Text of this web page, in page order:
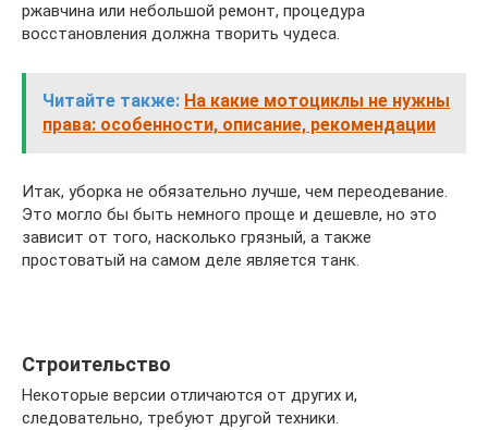
ржавчина или небольшой ремонт, процедура
восстановления должна творить чудеса.
Читайте также: На какие мотоциклы не нужны
права: особенности, описание, рекомендации
Итак, уборка не обязательно лучше, чем переодевание.
Это могло бы быть немного проще и дешевле, но это
зависит от того, насколько грязный, а также
простоватый на самом деле является танк.
Строительство
Некоторые версии отличаются от других и,
следовательно, требуют другой техники.